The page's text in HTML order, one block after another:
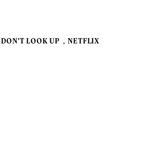
DON'T LOOK UP NETFLIX